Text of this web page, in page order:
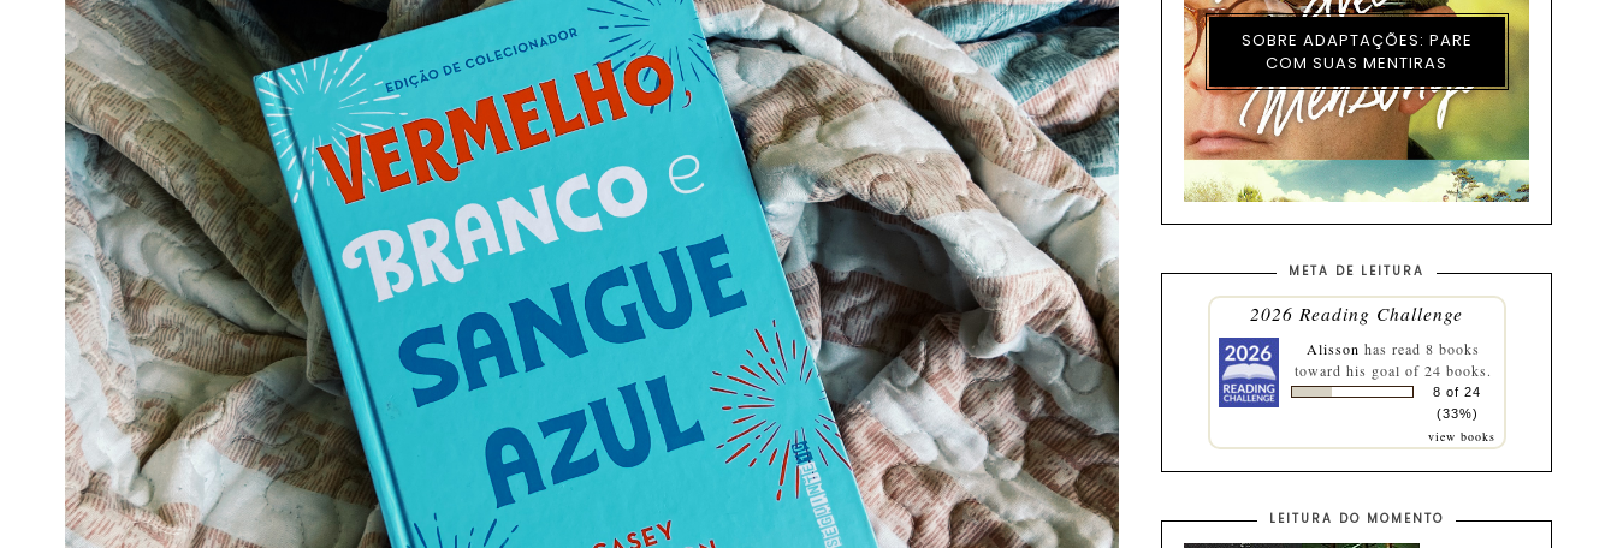
SOBRE ADAPTAÇÕES: PARE
COM SUAS MENTIRAS
META DE LEITURA
2026 Reading Challenge
Alisson has read 8 books
toward his goal of 24 books.
8 of 24
(33%)
view books
LEITURA DO MOMENTO